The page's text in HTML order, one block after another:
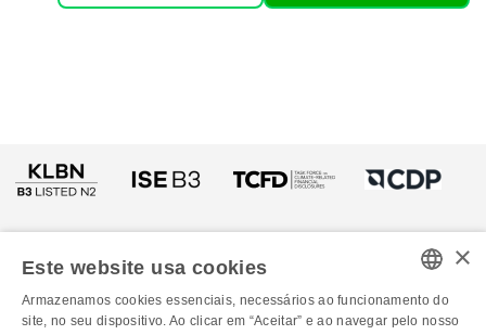
PORTUGUESE
×
Este website usa cookies
Armazenamos cookies essenciais, necessários ao funcionamento do
site, no seu dispositivo. Ao clicar em “Aceitar” e ao navegar pelo nosso